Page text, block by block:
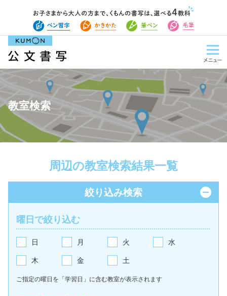
教室検索
周辺の教室検索結果一覧
絞り込み検索
曜日で絞り込む
日 月 火 水
木 金 土
ご指定の曜日を「学習日」に含む教室が表示されます